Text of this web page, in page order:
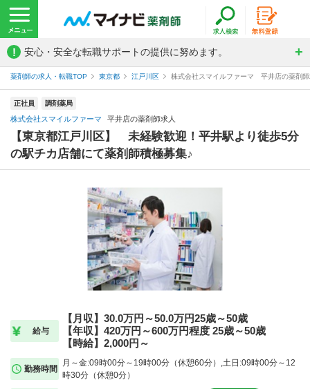
! 安心・安全な転職サポートの提供に努めます。
薬剤師の求人・転職TOP 東京都 江戸川区 株式会社スマイルファーマ 平井店の薬剤
正社員 調剤薬局
株式会社スマイルファーマ 平井店の薬剤師求人
【東京都江戸川区】 未経験歓迎！平井駅より徒歩5分
の駅チカ店舗にて薬剤師積極募集♪
給与
【月収】30.0万円～50.0万円25歳～50歳
【年収】420万円～600万円程度 25歳～50歳
【時給】2,000円～
勤務時間
月～金:09時00分～19時00分（休憩60分）,土日:09時00分～12
時30分（休憩0分）